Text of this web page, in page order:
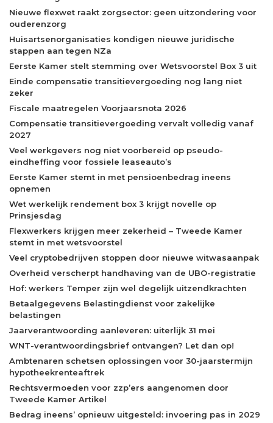
Nieuwe flexwet raakt zorgsector: geen uitzondering voor
ouderenzorg
Huisartsenorganisaties kondigen nieuwe juridische
stappen aan tegen NZa
Eerste Kamer stelt stemming over Wetsvoorstel Box 3 uit
Einde compensatie transitievergoeding nog lang niet
zeker
Fiscale maatregelen Voorjaarsnota 2026
Compensatie transitievergoeding vervalt volledig vanaf
2027
Veel werkgevers nog niet voorbereid op pseudo-
eindheffing voor fossiele leaseauto’s
Eerste Kamer stemt in met pensioenbedrag ineens
opnemen
Wet werkelijk rendement box 3 krijgt novelle op
Prinsjesdag
Flexwerkers krijgen meer zekerheid – Tweede Kamer
stemt in met wetsvoorstel
Veel cryptobedrijven stoppen door nieuwe witwasaanpak
Overheid verscherpt handhaving van de UBO-registratie
Hof: werkers Temper zijn wel degelijk uitzendkrachten
Betaalgegevens Belastingdienst voor zakelijke
belastingen
Jaarverantwoording aanleveren: uiterlijk 31 mei
WNT-verantwoordingsbrief ontvangen? Let dan op!
Ambtenaren schetsen oplossingen voor 30-jaarstermijn
hypotheekrenteaftrek
Rechtsvermoeden voor zzp’ers aangenomen door
Tweede Kamer Artikel
Bedrag ineens’ opnieuw uitgesteld: invoering pas in 2029